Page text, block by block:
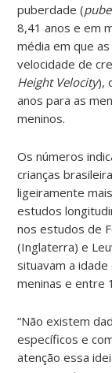
puberdade (
8,41 anos e em
média em que
velocidade de
Height Velocity),
anos para as
meninos.
Os números
crianças
ligeiramente
estudos
nos estudos de
(Inglaterra) e
situavam a
meninas e entre
“Não existem
específicos e
atenção essa